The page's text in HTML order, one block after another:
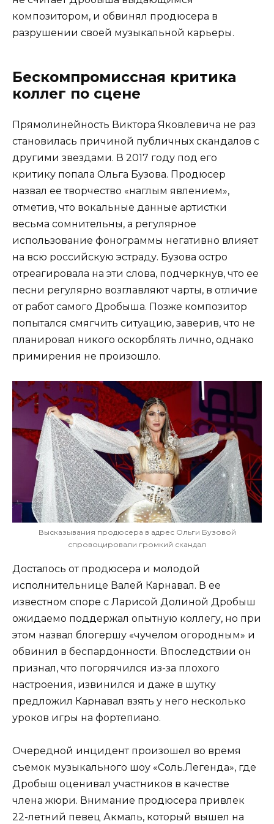
композитором, и обвинял продюсера в
разрушении своей музыкальной карьеры.
Бескомпромиссная критика
коллег по сцене
Прямолинейность Виктора Яковлевича не раз
становилась причиной публичных скандалов с
другими звездами. В 2017 году под его
критику попала Ольга Бузова. Продюсер
назвал ее творчество «наглым явлением»,
отметив, что вокальные данные артистки
весьма сомнительны, а регулярное
использование фонограммы негативно влияет
на всю российскую эстраду. Бузова остро
отреагировала на эти слова, подчеркнув, что ее
песни регулярно возглавляют чарты, в отличие
от работ самого Дробыша. Позже композитор
попытался смягчить ситуацию, заверив, что не
планировал никого оскорблять лично, однако
примирения не произошло.
Высказывания продюсера в адрес Ольги Бузовой
спровоцировали громкий скандал
Досталось от продюсера и молодой
исполнительнице Валей Карнавал. В ее
известном споре с Ларисой Долиной Дробыш
ожидаемо поддержал опытную коллегу, но при
этом назвал блогершу «чучелом огородным» и
обвинил в беспардонности. Впоследствии он
признал, что погорячился из-за плохого
настроения, извинился и даже в шутку
предложил Карнавал взять у него несколько
уроков игры на фортепиано.
Очередной инцидент произошел во время
съемок музыкального шоу «Соль.Легенда», где
Дробыш оценивал участников в качестве
члена жюри. Внимание продюсера привлек
22-летний певец Акмаль, который вышел на